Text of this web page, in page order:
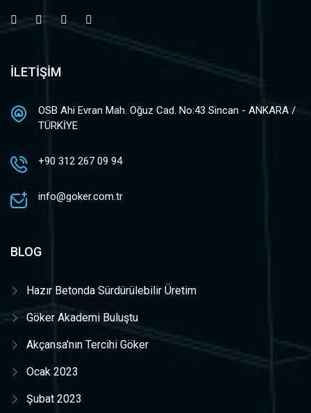
İLETİŞİM
OSB Ahi Evran Mah. Oğuz Cad. No:43 Sincan - ANKARA /
TÜRKİYE
+90 312 267 09 94
info@goker.com.tr
BLOG
Hazır Betonda Sürdürülebilir Üretim
Göker Akademi Buluştu
Akçansa'nın Tercihi Göker
Ocak 2023
Şubat 2023